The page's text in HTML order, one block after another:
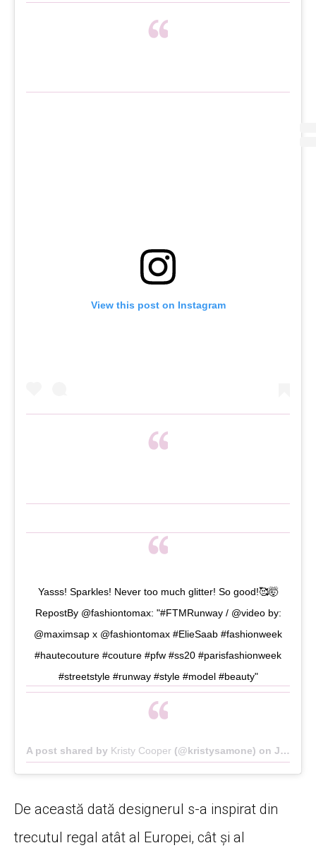
View this post on Instagram
Yasss! Sparkles! Never too much glitter! So good!🥰🤯
RepostBy @fashiontomax: "#FTMRunway / @video by:
@maximsap x @fashiontomax #ElieSaab #fashionweek
#hautecouture #couture #pfw #ss20 #parisfashionweek
#streetstyle #runway #style #model #beauty"
A post shared by Kristy Cooper (@kristysamone) on Jan 23, 2020 at 12:52am PST
De această dată designerul s-a inspirat din
trecutul regal atât al Europei, cât și al